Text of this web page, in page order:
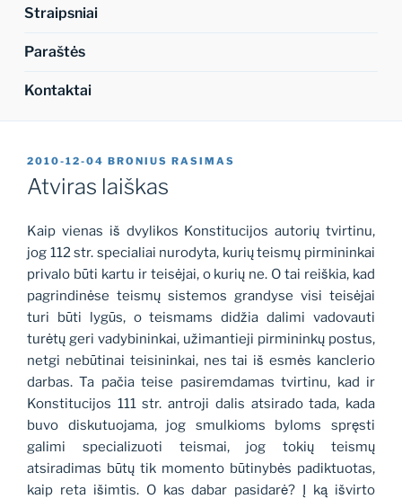
Straipsniai
Paraštės
Kontaktai
PASKELBTA
2010-12-04 BRONIUS RASIMAS
Atviras laiškas
Kaip vienas iš dvylikos Konstitucijos autorių tvirtinu,
jog 112 str. specialiai nurodyta, kurių teismų pirmininkai
privalo būti kartu ir teisėjai, o kurių ne. O tai reiškia, kad
pagrindinėse teismų sistemos grandyse visi teisėjai
turi būti lygūs, o teismams didžia dalimi vadovauti
turėtų geri vadybininkai, užimantieji pirmininkų postus,
netgi nebūtinai teisininkai, nes tai iš esmės kanclerio
darbas. Ta pačia teise pasiremdamas tvirtinu, kad ir
Konstitucijos 111 str. antroji dalis atsirado tada, kada
buvo diskutuojama, jog smulkioms byloms spręsti
galimi specializuoti teismai, jog tokių teismų
atsiradimas būtų tik momento būtinybės padiktuotas,
kaip reta išimtis. O kas dabar pasidarė? Į ką išvirto